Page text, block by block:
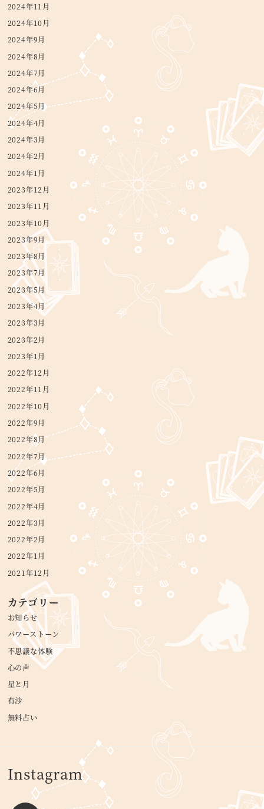
2024年11月
2024年10月
2024年9月
2024年8月
2024年7月
2024年6月
2024年5月
2024年4月
2024年3月
2024年2月
2024年1月
2023年12月
2023年11月
2023年10月
2023年9月
2023年8月
2023年7月
2023年5月
2023年4月
2023年3月
2023年2月
2023年1月
2022年12月
2022年11月
2022年10月
2022年9月
2022年8月
2022年7月
2022年6月
2022年5月
2022年4月
2022年3月
2022年2月
2022年1月
2021年12月
カテゴリー
お知らせ
パワーストーン
不思議な体験
心の声
星と月
有沙
無料占い
Instagram